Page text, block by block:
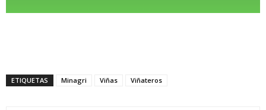
ETIQUETAS Minagri Viñas Viñateros